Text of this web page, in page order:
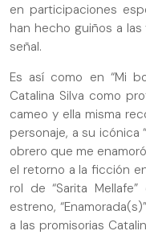
en participaciones
han hecho guiños a
señal.
Es así como en “Mi
Catalina Silva como
cameo y ella misma
personaje, a su icónica
obrero que me
el retorno a la ficción
rol de “Sarita
estreno,
a las promisorias